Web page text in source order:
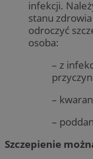
infekcji.
stanu
odroczyć
osoba:
– z
–
–
Szczepienie